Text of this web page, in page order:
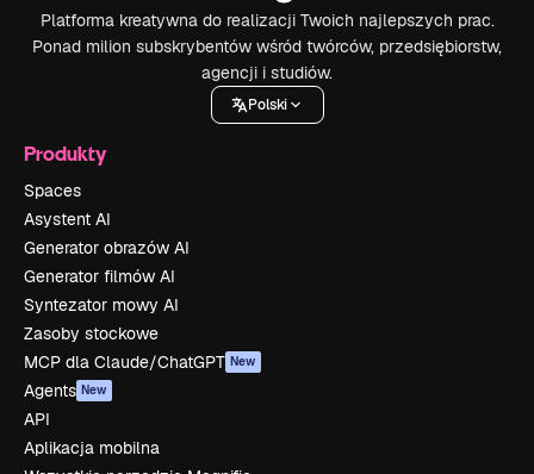
Platforma kreatywna do realizacji Twoich najlepszych prac.
Ponad milion subskrybentów wśród twórców, przedsiębiorstw,
agencji i studiów.
Polski
Produkty
Spaces
Asystent AI
Generator obrazów AI
Generator filmów AI
Syntezator mowy AI
Zasoby stockowe
MCP dla Claude/ChatGPT New
Agents New
API
Aplikacja mobilna